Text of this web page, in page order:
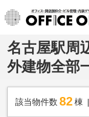
名古屋駅周
外建物全部
該当物件数 82棟